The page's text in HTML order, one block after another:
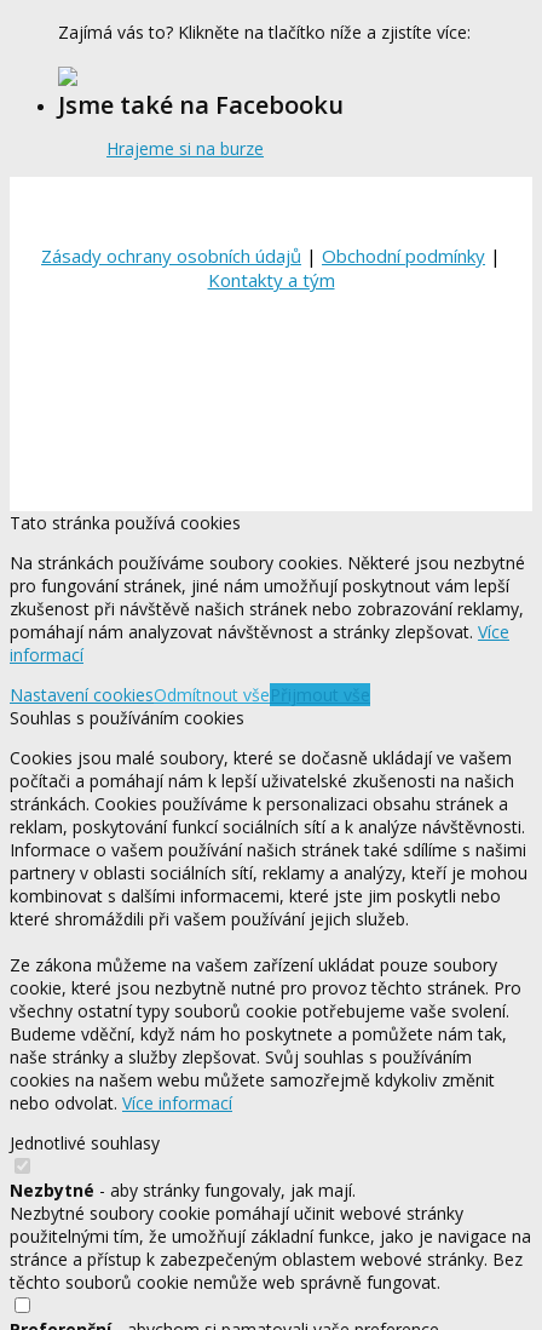
Zajímá vás to? Klikněte na tlačítko níže a zjistíte více:
Jsme také na Facebooku
Hrajeme si na burze
Zásady ochrany osobních údajů | Obchodní podmínky |
Kontakty a tým
Tato stránka používá cookies
Na stránkách používáme soubory cookies. Některé jsou nezbytné
pro fungování stránek, jiné nám umožňují poskytnout vám lepší
zkušenost při návštěvě našich stránek nebo zobrazování reklamy,
pomáhají nám analyzovat návštěvnost a stránky zlepšovat. Více
informací
Nastavení cookiesOdmítnout všePřijmout vše
Souhlas s používáním cookies
Cookies jsou malé soubory, které se dočasně ukládají ve vašem
počítači a pomáhají nám k lepší uživatelské zkušenosti na našich
stránkách. Cookies používáme k personalizaci obsahu stránek a
reklam, poskytování funkcí sociálních sítí a k analýze návštěvnosti.
Informace o vašem používání našich stránek také sdílíme s našimi
partnery v oblasti sociálních sítí, reklamy a analýzy, kteří je mohou
kombinovat s dalšími informacemi, které jste jim poskytli nebo
které shromáždili při vašem používání jejich služeb.
Ze zákona můžeme na vašem zařízení ukládat pouze soubory
cookie, které jsou nezbytně nutné pro provoz těchto stránek. Pro
všechny ostatní typy souborů cookie potřebujeme vaše svolení.
Budeme vděční, když nám ho poskytnete a pomůžete nám tak,
naše stránky a služby zlepšovat. Svůj souhlas s používáním
cookies na našem webu můžete samozřejmě kdykoliv změnit
nebo odvolat. Více informací
Jednotlivé souhlasy
Nezbytné - aby stránky fungovaly, jak mají.
Nezbytné soubory cookie pomáhají učinit webové stránky
použitelnými tím, že umožňují základní funkce, jako je navigace na
stránce a přístup k zabezpečeným oblastem webové stránky. Bez
těchto souborů cookie nemůže web správně fungovat.